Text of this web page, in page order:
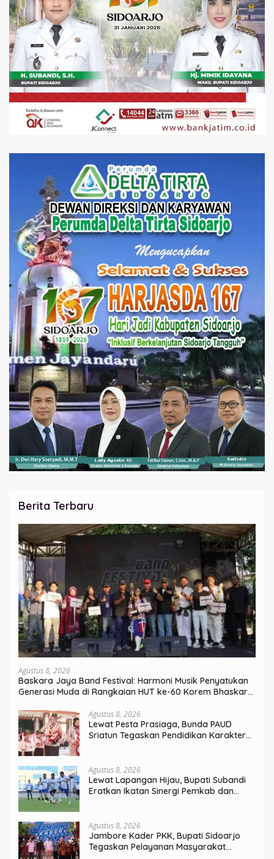
Berita Terbaru
Agustus 8, 2026
Baskara Jaya Band Festival: Harmoni Musik Penyatukan
Generasi Muda di Rangkaian HUT ke-60 Korem Bhaskara
Agustus 8, 2026
Lewat Pesta Prasiaga, Bunda PAUD
Sriatun Tegaskan Pendidikan Karakter
Agustus 8, 2026
Lewat Lapangan Hijau, Bupati Subandi
Eratkan Ikatan Sinergi Pemkab dan
Agustus 8, 2026
Jambore Kader PKK, Bupati Sidoarjo
Tegaskan Pelayanan Masyarakat